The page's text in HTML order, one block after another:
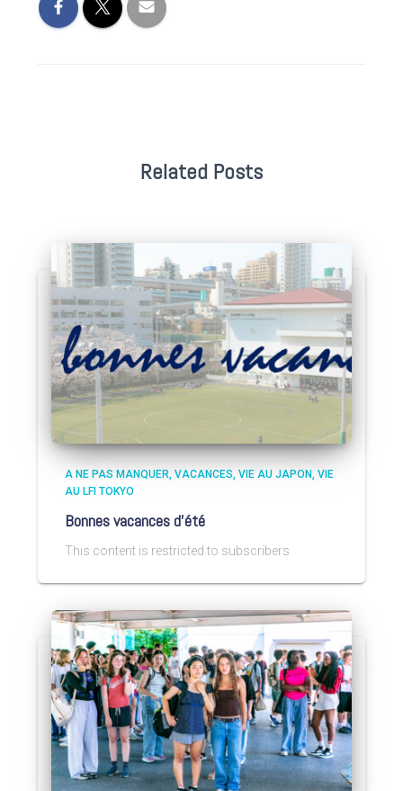
Related Posts
A NE PAS MANQUER VACANCES VIE AU JAPON VIE
AU LFI TOKYO
Bonnes vacances d’été
This content is restricted to subscribers